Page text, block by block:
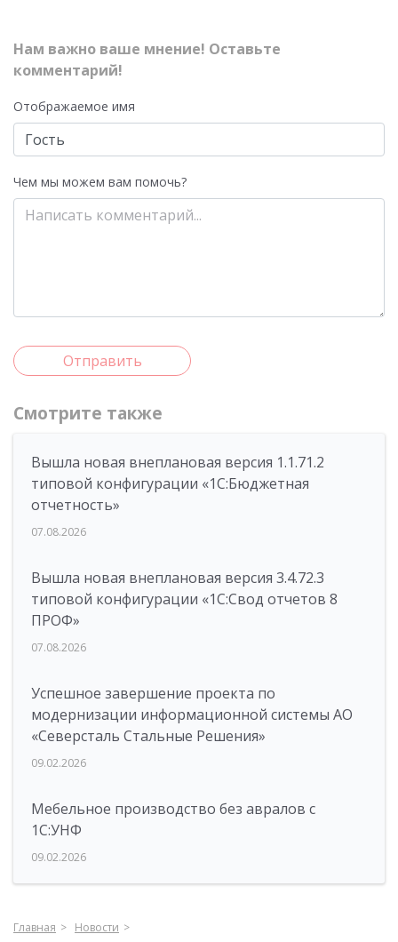
Нам важно ваше мнение! Оставьте
комментарий!
Отображаемое имя
Чем мы можем вам помочь?
Отправить
Смотрите также
Вышла новая внеплановая версия 1.1.71.2
типовой конфигурации «1C:Бюджетная
отчетность»
07.08.2026
Вышла новая внеплановая версия 3.4.72.3
типовой конфигурации «1C:Свод отчетов 8
ПРОФ»
07.08.2026
Успешное завершение проекта по
модернизации информационной системы АО
«Северсталь Стальные Решения»
09.02.2026
Мебельное производство без авралов с
1С:УНФ
09.02.2026
Главная
Новости